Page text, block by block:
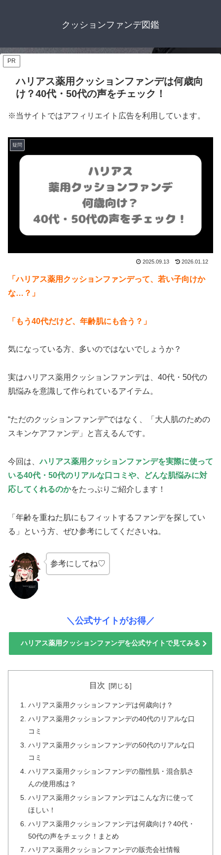
クッションファンデ図鑑
PR
ハリアス薬用クッションファンデは何歳向
け？40代・50代の声をチェック！
※当サイトではアフィリエイト広告を利用しています。
疑問
2025.09.13 2026.01.12
「ハリアス薬用クッションファンデって、若い子向けか
な…？」
「もう40代だけど、年齢肌にも合う？」
気になっている方、多いのではないでしょうか？
実はハリアス薬用クッションファンデは、40代・50代の
肌悩みを意識して作られているアイテム。
“ただのクッションファンデ”ではなく、「大人肌のための
スキンケアファンデ」と言えるんです。
今回は、ハリアス薬用クッションファンデを実際に使って
いる40代・50代のリアルな口コミや、どんな肌悩みに対
応してくれるのかをたっぷりご紹介します！
「年齢を重ねた肌にもフィットするファンデを探してい
る」という方、ぜひ参考にしてくださいね。
参考にしてね♡
＼公式サイトがお得／
ハリアス薬用クッションファンデを公式サイトで見てみる
目次
ハリアス薬用クッションファンデは何歳向け？
ハリアス薬用クッションファンデの40代のリアルな口
コミ
ハリアス薬用クッションファンデの50代のリアルな口
コミ
ハリアス薬用クッションファンデの脂性肌・混合肌さ
んの使用感は？
ハリアス薬用クッションファンデはこんな方に使って
ほしい！
ハリアス薬用クッションファンデは何歳向け？40代・
50代の声をチェック！まとめ
ハリアス薬用クッションファンデの販売会社情報